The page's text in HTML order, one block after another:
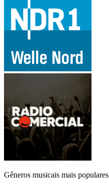
Gêneros musicais mais populares